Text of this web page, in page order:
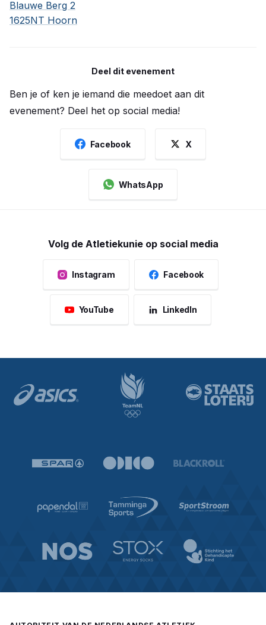
Blauwe Berg 2
1625NT Hoorn
Deel dit evenement
Ben je of ken je iemand die meedoet aan dit
evenement? Deel het op social media!
Facebook X
WhatsApp
Volg de Atletiekunie op social media
Instagram Facebook
YouTube LinkedIn